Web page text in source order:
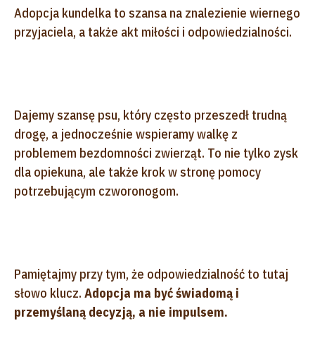
Adopcja kundelka to szansa na znalezienie wiernego
przyjaciela, a także akt miłości i odpowiedzialności.
Dajemy szansę psu, który często przeszedł trudną
drogę, a jednocześnie wspieramy walkę z
problemem bezdomności zwierząt. To nie tylko zysk
dla opiekuna, ale także krok w stronę pomocy
potrzebującym czworonogom.
Pamiętajmy przy tym, że odpowiedzialność to tutaj
słowo klucz. Adopcja ma być świadomą i
przemyślaną decyzją, a nie impulsem.